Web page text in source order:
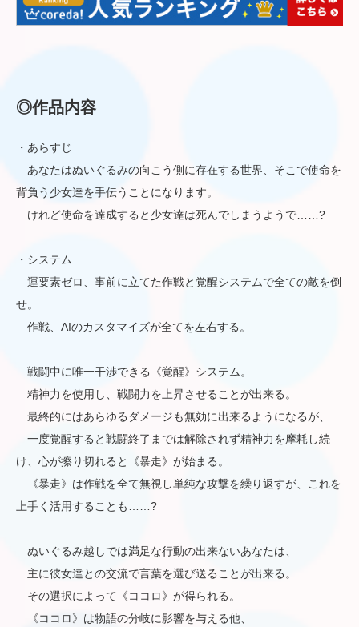
◎作品内容
・あらすじ
あなたはぬいぐるみの向こう側に存在する世界、そこで使命を
背負う少女達を手伝うことになります。
けれど使命を達成すると少女達は死んでしまうようで……?
・システム
運要素ゼロ、事前に立てた作戦と覚醒システムで全ての敵を倒
せ。
作戦、AIのカスタマイズが全てを左右する。
戦闘中に唯一干渉できる《覚醒》システム。
精神力を使用し、戦闘力を上昇させることが出来る。
最終的にはあらゆるダメージも無効に出来るようになるが、
一度覚醒すると戦闘終了までは解除されず精神力を摩耗し続
け、心が擦り切れると《暴走》が始まる。
《暴走》は作戦を全て無視し単純な攻撃を繰り返すが、これを
上手く活用することも……?
ぬいぐるみ越しでは満足な行動の出来ないあなたは、
主に彼女達との交流で言葉を選び送ることが出来る。
その選択によって《ココロ》が得られる。
《ココロ》は物語の分岐に影響を与える他、